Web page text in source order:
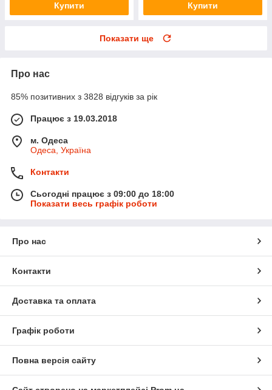
Купити Купити
Показати ще
Про нас
85% позитивних з 3828 відгуків за рік
Працює з 19.03.2018
м. Одеса
Одеса, Україна
Контакти
Сьогодні працює з 09:00 до 18:00
Показати весь графік роботи
Про нас
Контакти
Доставка та оплата
Графік роботи
Повна версія сайту